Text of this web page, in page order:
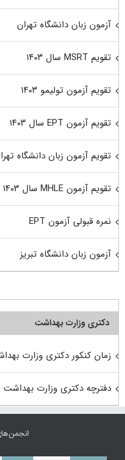
آزمون زبان دانشگاه تهران
تقویم MSRT سال ۱۴۰۳
تقویم آزمون تولیمو ۱۴۰۳
تقویم آزمون EPT سال ۱۴۰۳
تقویم آزمون زبان دانشگاه تهران
تقویم آزمون MHLE سال ۱۴۰۳
نمره قبولی آزمون EPT
آزمون زبان دانشگاه تبریز
دکتری وزارت بهداشت
زمان کنکور دکتری وزارت بهداشت
دفترچه دکتری وزارت بهداشت ۱۴۰۴